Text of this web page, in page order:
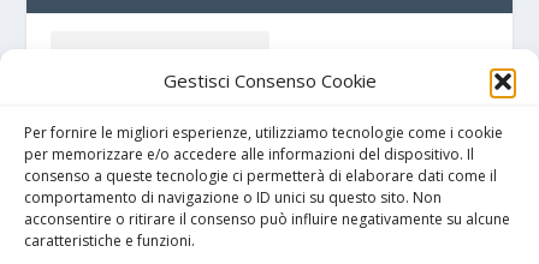
Gestisci Consenso Cookie
Per fornire le migliori esperienze, utilizziamo tecnologie come i cookie
per memorizzare e/o accedere alle informazioni del dispositivo. Il
consenso a queste tecnologie ci permetterà di elaborare dati come il
comportamento di navigazione o ID unici su questo sito. Non
acconsentire o ritirare il consenso può influire negativamente su alcune
caratteristiche e funzioni.